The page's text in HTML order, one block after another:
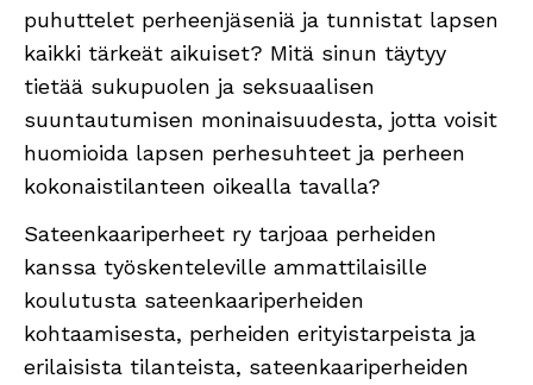
puhuttelet perheenjäseniä ja tunnistat lapsen
kaikki tärkeät aikuiset? Mitä sinun täytyy
tietää sukupuolen ja seksuaalisen
suuntautumisen moninaisuudesta, jotta voisit
huomioida lapsen perhesuhteet ja perheen
kokonaistilanteen oikealla tavalla?
Sateenkaariperheet ry tarjoaa perheiden
kanssa työskenteleville ammattilaisille
koulutusta sateenkaariperheiden
kohtaamisesta, perheiden erityistarpeista ja
erilaisista tilanteista, sateenkaariperheiden